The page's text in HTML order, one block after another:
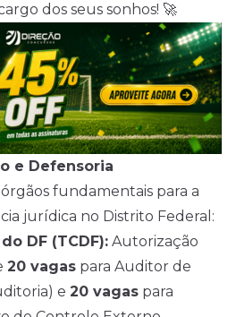
dos seus sonhos! 🚀
e Defensoria
fundamentais para a
jurídica no Distrito Federal:
DF (TCDF): Autorização
20 vagas para Auditor de
e 20 vagas para